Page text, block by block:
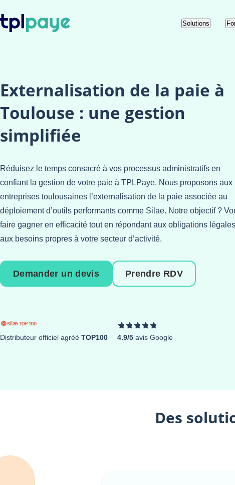
to
contenu
Solutions
Externalisation de la paie à
Toulouse : une gestion
simplifiée
Réduisez le temps consacré à vos processus administratifs en
confiant la gestion de votre paie à TPLPaye. Nous proposons aux
entreprises toulousaines l’externalisation de la paie associée au
déploiement d’outils performants comme Silae. Notre objectif ?
faire gagner en efficacité tout en répondant aux obligations
aux besoins propres à votre secteur d’activité.
Demander un devis Prendre RDV
Distributeur officiel agréé TOP100 4.9/5 avis Google
Des